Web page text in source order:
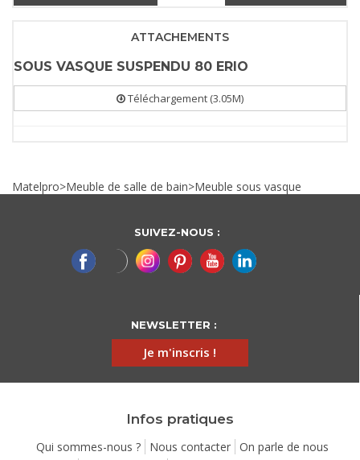
ATTACHEMENTS
SOUS VASQUE SUSPENDU 80 ERIO
Téléchargement (3.05M)
Matelpro>Meuble de salle de bain>Meuble sous vasque
SUIVEZ-NOUS :
NEWSLETTER :
Je m'inscris !
Infos pratiques
Qui sommes-nous ? Nous contacter
On parle de nous